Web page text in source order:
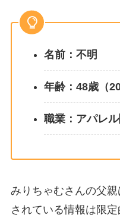
名前：不明
年齢：48歳（
職業：アパレ
みりちゃむさんの父
されている情報は限定